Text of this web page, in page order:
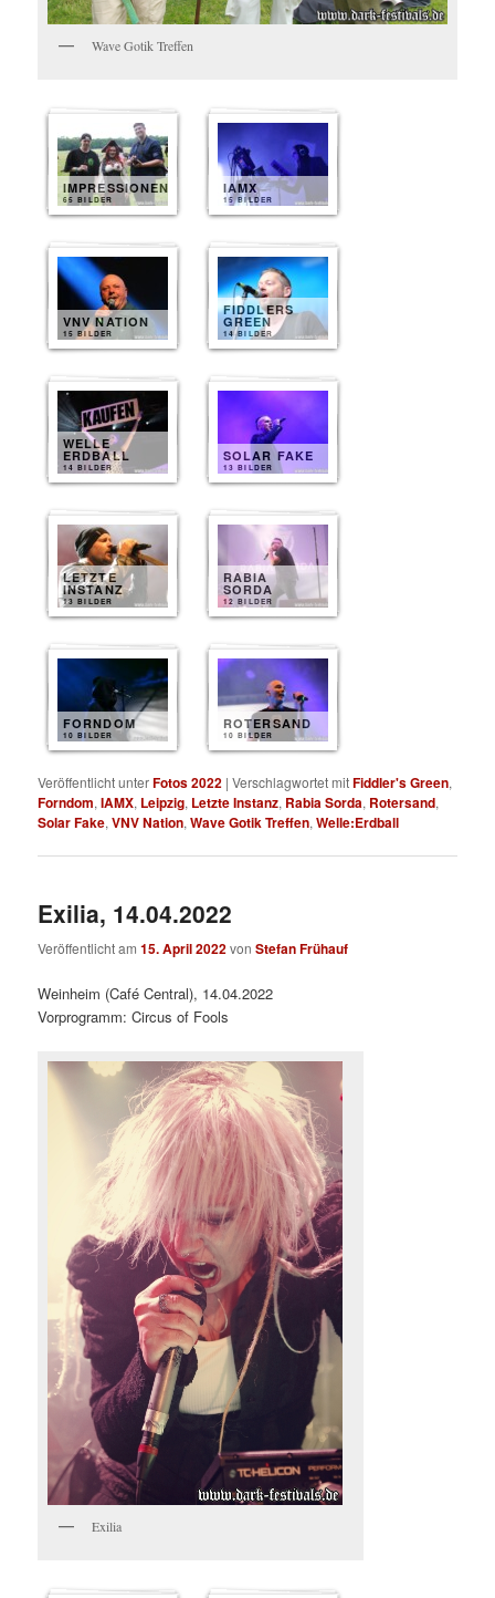
Wave Gotik Treffen
IMPRESSIONEN
65 BILDER
IAMX
15 BILDER
VNV NATION
15 BILDER
FIDDLERS
GREEN
14 BILDER
WELLE
ERDBALL
14 BILDER
SOLAR FAKE
13 BILDER
LETZTE
INSTANZ
13 BILDER
RABIA
SORDA
12 BILDER
FORNDOM
10 BILDER
ROTERSAND
10 BILDER
Veröffentlicht unterFotos 2022 |Verschlagwortet mitFiddler's Green,
Forndom,IAMX, Leipzig, Letzte Instanz, Rabia Sorda, Rotersand,
Solar Fake,VNV Nation,Wave Gotik Treffen,Welle:Erdball
Exilia, 14.04.2022
Veröffentlicht am15. April 2022vonStefan Frühauf
Weinheim (Café Central), 14.04.2022
Vorprogramm: Circus of Fools
Exilia